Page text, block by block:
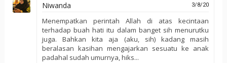
Niwanda 3/8/20
Menempatkan perintah Allah di atas kecintaan
terhadap buah hati itu dalam banget sih menurutku
juga. Bahkan kita aja (aku, sih) kadang masih
beralasan kasihan mengajarkan sesuatu ke anak
padahal sudah umurnya, hiks...